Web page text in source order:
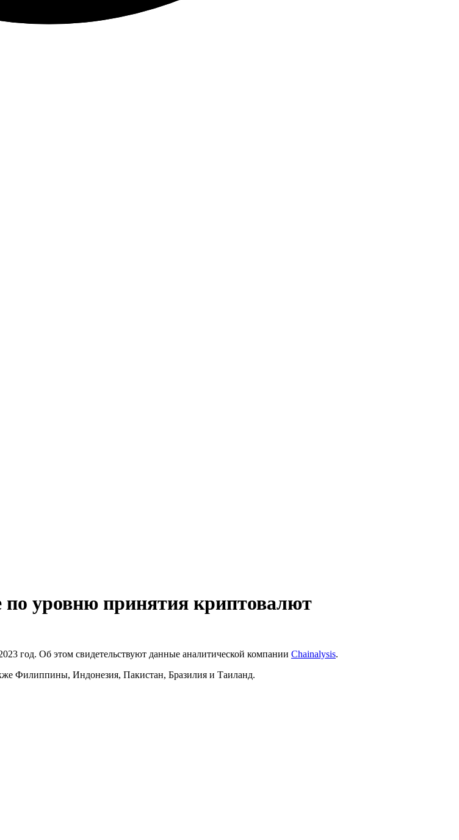
уровню принятия криптовалют
год. Об этом свидетельствуют данные аналитической компании Chainalysis.
Филиппины, Индонезия, Пакистан, Бразилия и Таиланд.